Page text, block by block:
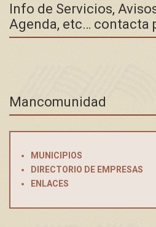
Info de Servicios,
Agenda, etc… contacta
Mancomunidad
MUNICIPIOS
DIRECTORIO DE EMPRESAS
ENLACES